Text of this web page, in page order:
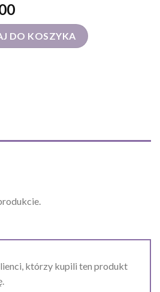
DO KOSZYKA
którzy kupili ten produkt